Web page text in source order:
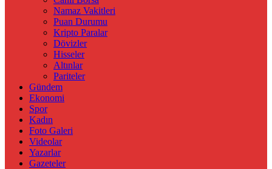
Namaz Vakitleri
Puan Durumu
Kripto Paralar
Dövizler
Hisseler
Altınlar
Pariteler
Gündem
Ekonomi
Spor
Kadın
Foto Galeri
Videolar
Yazarlar
Gazeteler